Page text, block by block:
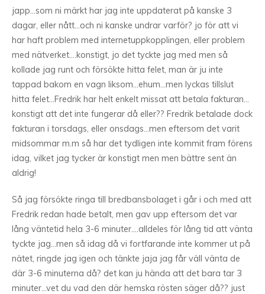
japp…som ni märkt har jag inte uppdaterat på kanske 3
dagar, eller nått…och ni kanske undrar varför? jo för att vi
har haft problem med internetuppkopplingen, eller problem
med nätverket….konstigt, jo det tyckte jag med men så
kollade jag runt och försökte hitta felet, man är ju inte
tappad bakom en vagn liksom…ehum…men lyckas tillslut
hitta felet…Fredrik har helt enkelt missat att betala fakturan…
konstigt att det inte fungerar då eller?? Fredrik betalade dock
fakturan i torsdags, eller onsdags…men eftersom det varit
midsommar m.m så har det tydligen inte kommit fram förens
idag, vilket jag tycker är konstigt men men bättre sent än
aldrig!
Så jag försökte ringa till bredbansbolaget i går i och med att
Fredrik redan hade betalt, men gav upp eftersom det var
lång väntetid hela 3-6 minuter….alldeles för lång tid att vänta
tyckte jag…men så idag då vi fortfarande inte kommer ut på
nätet, ringde jag igen och tänkte jaja jag får väll vänta de
där 3-6 minuterna då? det kan ju hända att det bara tar 3
minuter…vet du vad den där hemska rösten säger då?? just